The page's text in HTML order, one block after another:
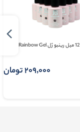
209٬000 تومان